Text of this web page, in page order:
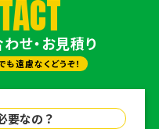
せ・お見積り
遠慮なくどうぞ！
要なの？